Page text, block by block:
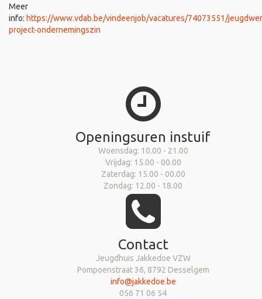
Meer
info: https://www.vdab.be/vindeenjob/vacatures/74073551/
project-ondernemingszin
Openingsuren instuif
Woensdag: 10.00 - 21.00
Vrijdag: 15.00 - 00.00
Zaterdag: 15.00 - 00.00
Zondag: 12.00 - 18.00
Contact
Jeugdhuis Jakkedoe VZW
Pompoenstraat 36, 8792 Desselgem
info@jakkedoe.be
056 71 06 54